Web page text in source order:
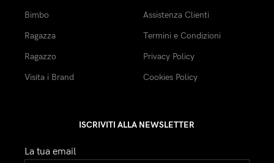
Bimbo
Ragazza
Ragazzo
Visita i Brand
Assistenza Clienti
Termini e Condizioni
Privacy Policy
Cookies Policy
ISCRIVITI ALLA NEWSLETTER
La tua email